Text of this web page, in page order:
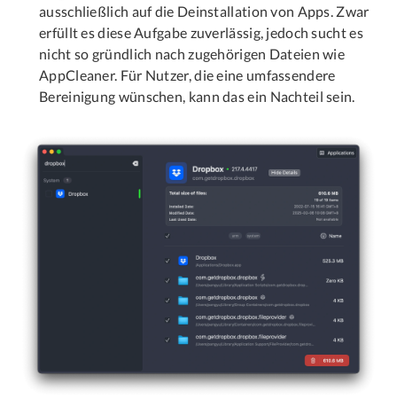
ausschließlich auf die Deinstallation von Apps. Zwar
erfüllt es diese Aufgabe zuverlässig, jedoch sucht es
nicht so gründlich nach zugehörigen Dateien wie
AppCleaner. Für Nutzer, die eine umfassendere
Bereinigung wünschen, kann das ein Nachteil sein.